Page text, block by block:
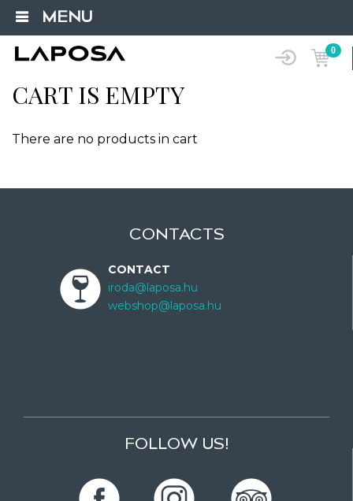
MENU
0
CART IS EMPTY
There are no products in cart
CONTACTS
CONTACT
iroda@laposa.hu
webshop@laposa.hu
FOLLOW US!